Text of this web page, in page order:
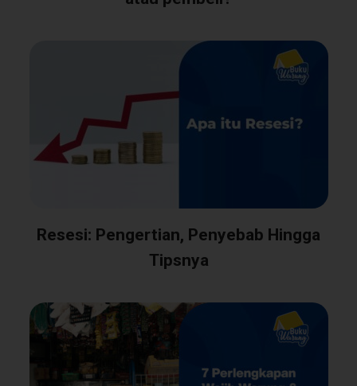
Resesi: Pengertian, Penyebab Hingga
Tipsnya